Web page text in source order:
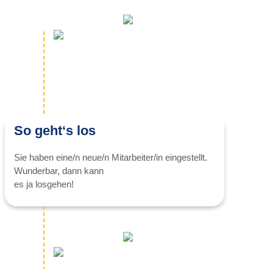
So geht‘s los
Sie haben eine/n neue/n Mitarbeiter/in eingestellt.
Wunderbar, dann kann
es ja losgehen!